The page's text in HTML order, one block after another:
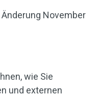
November
wie Sie
und externen